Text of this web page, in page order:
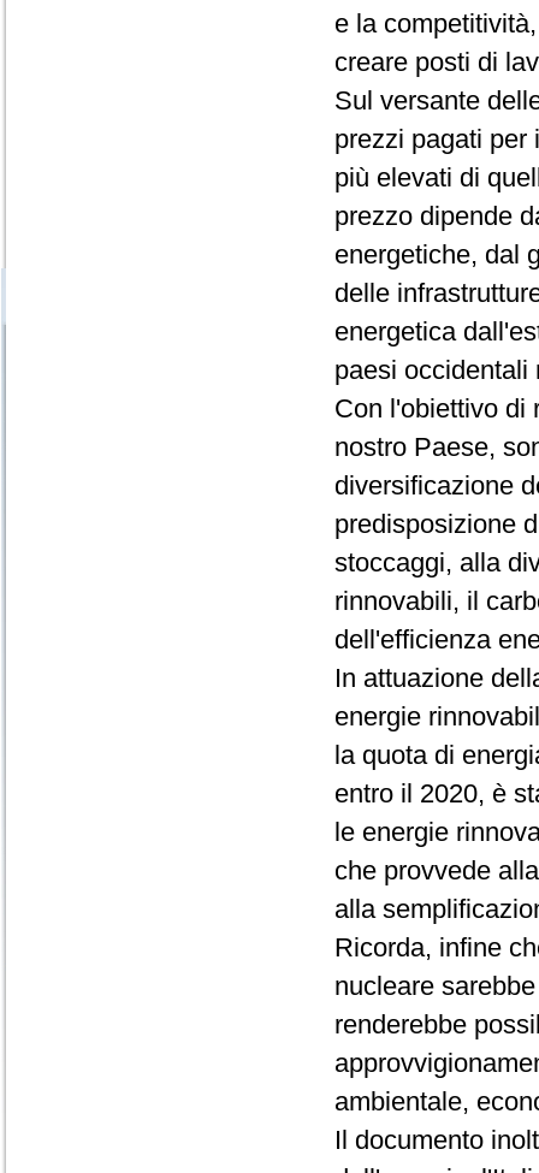
e la
creare posti di
Sul versante
prezzi pagati per
più elevati di
prezzo dipende
energetiche, dal
delle
energetica
paesi occidentali
Con l'obiettivo di
nostro Paese,
diversificazione
predisposizione
stoccaggi, alla
rinnovabili, il
dell'efficienza
In attuazione
energie
la quota di
entro il 2020, è
le energie
che provvede
alla
Ricorda, infine
nucleare
renderebbe
ambientale,
Il documento